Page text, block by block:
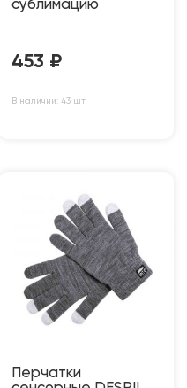
сублимацию
453 ₽
В наличии: 43 шт
Перчатки